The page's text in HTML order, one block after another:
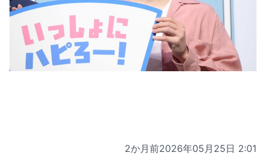
2か月前2026年05月25日 2:01